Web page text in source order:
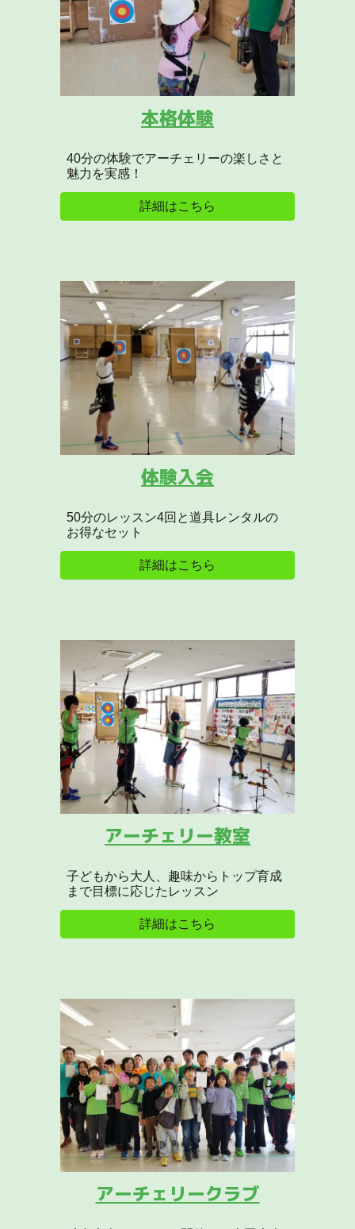
本格体験
40分の体験でアーチェリーの楽しさと
魅力を実感！
詳細はこちら
体験入会
50分のレッスン4回と道具レンタルの
お得なセット
詳細はこちら
アーチェリー教室
子どもから大人、趣味からトップ育成
まで目標に応じたレッスン
詳細はこちら
アーチェリークラブ